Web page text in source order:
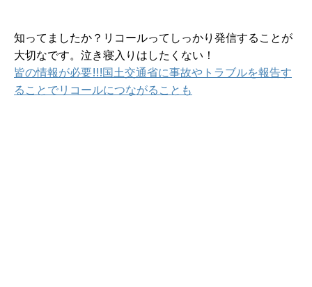
知ってましたか？リコールってしっかり発信することが
大切なです。泣き寝入りはしたくない！
皆の情報が必要!!!国土交通省に事故やトラブルを報告す
ることでリコールにつながることも